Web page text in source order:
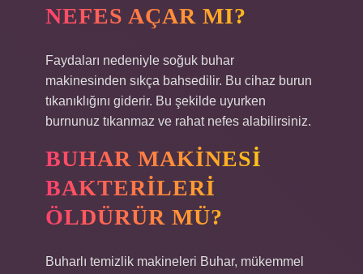
NEFES AÇAR MI?
Faydaları nedeniyle soğuk buhar
makinesinden sıkça bahsedilir. Bu cihaz burun
tıkanıklığını giderir. Bu şekilde uyurken
burnunuz tıkanmaz ve rahat nefes alabilirsiniz.
BUHAR MAKINESI
BAKTERILERI
ÖLDÜRÜR MÜ?
Buharlı temizlik makineleri Buhar, mükemmel